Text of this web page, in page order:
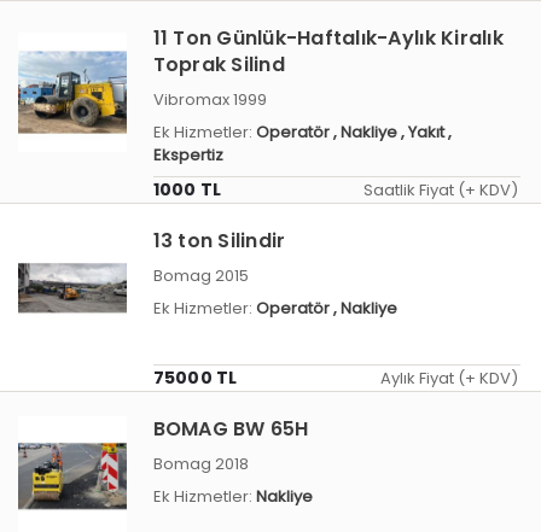
11 Ton Günlük-Haftalık-Aylık Kiralık
Toprak Silind
Vibromax 1999
Ek Hizmetler: Operatör, Nakliye, Yakıt,
Ekspertiz
1000 TL Saatlik Fiyat (+ KDV)
13 ton Silindir
Bomag 2015
Ek Hizmetler: Operatör, Nakliye
75000 TL Aylık Fiyat (+ KDV)
BOMAG BW 65H
Bomag 2018
Ek Hizmetler: Nakliye